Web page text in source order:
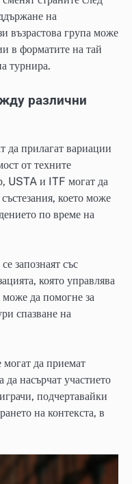
на
възрастова група може
в форматите на тай
турнира.
различни
да прилагат вариации
от техните
USTA и ITF могат да
което може
по време на
запознаят със
която управлява
да помогне за
спазване на
да приемат
насърчат участието
подчертавайки
на контекста, в